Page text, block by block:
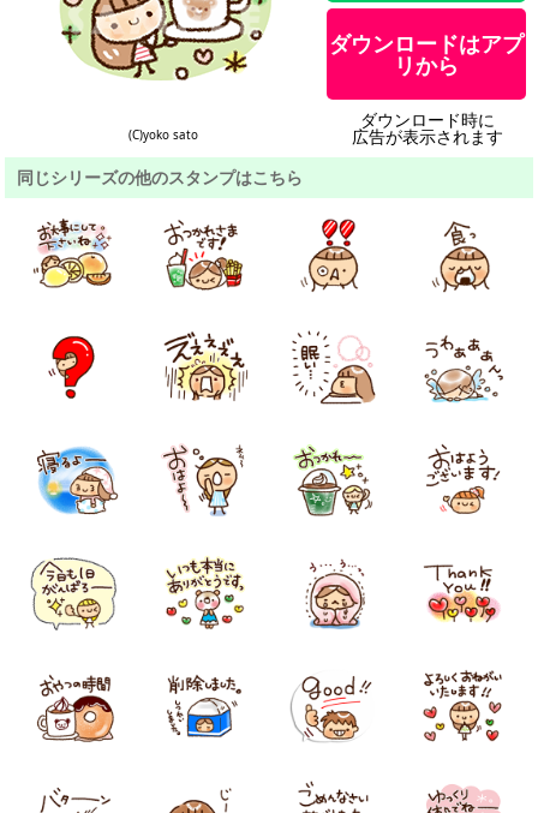
(C)yoko sato
ダウンロードはアプ
リから
ダウンロード時に
広告が表示されます
同じシリーズの他のスタンプはこちら